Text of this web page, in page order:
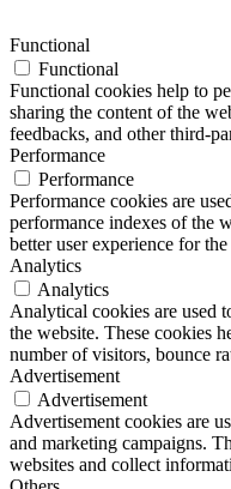
Functional
Functional
Functional cookies help to
sharing the content of the
feedbacks, and other third-
Performance
Performance
Performance cookies are
performance indexes of the
better user experience for
Analytics
Analytics
Analytical cookies are used
the website. These cookies
number of visitors, bounce
Advertisement
Advertisement
Advertisement cookies are
and marketing campaigns.
websites and collect